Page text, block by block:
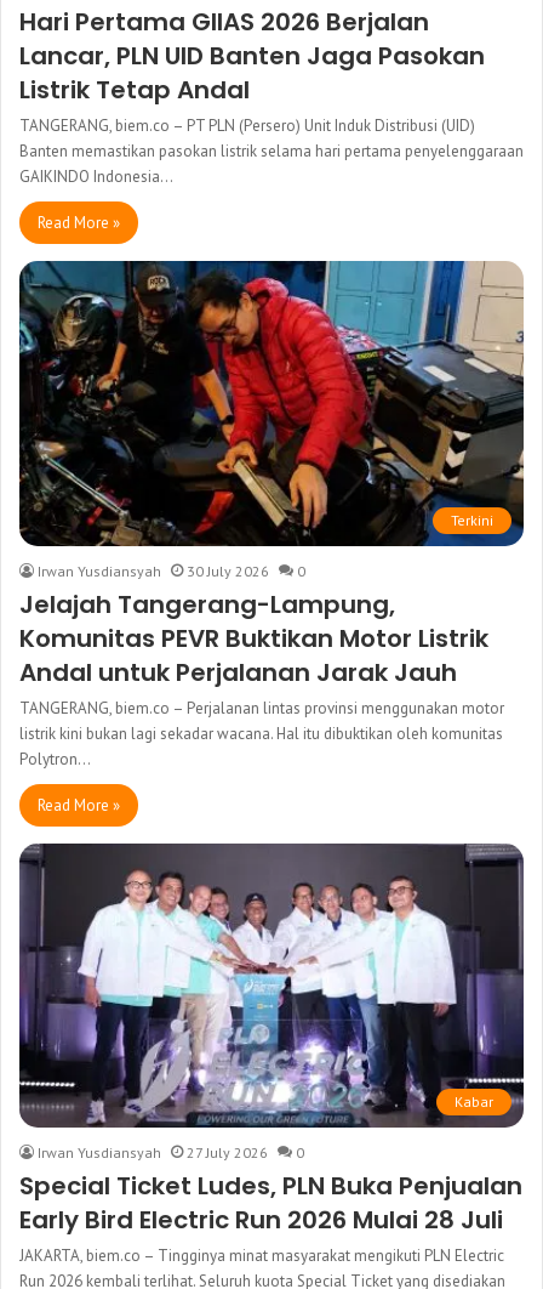
Hari Pertama GIIAS 2026 Berjalan
Lancar, PLN UID Banten Jaga Pasokan
Listrik Tetap Andal
TANGERANG, biem.co – PT PLN (Persero) Unit Induk Distribusi (UID)
Banten memastikan pasokan listrik selama hari pertama penyelenggaraan
GAIKINDO Indonesia…
Read More »
Terkini
Irwan Yusdiansyah 30 July 2026 0
Jelajah Tangerang-Lampung,
Komunitas PEVR Buktikan Motor Listrik
Andal untuk Perjalanan Jarak Jauh
TANGERANG, biem.co – Perjalanan lintas provinsi menggunakan motor
listrik kini bukan lagi sekadar wacana. Hal itu dibuktikan oleh komunitas
Polytron…
Read More »
Kabar
Irwan Yusdiansyah 27 July 2026 0
Special Ticket Ludes, PLN Buka Penjualan
Early Bird Electric Run 2026 Mulai 28 Juli
JAKARTA, biem.co – Tingginya minat masyarakat mengikuti PLN Electric
Run 2026 kembali terlihat. Seluruh kuota Special Ticket yang disediakan